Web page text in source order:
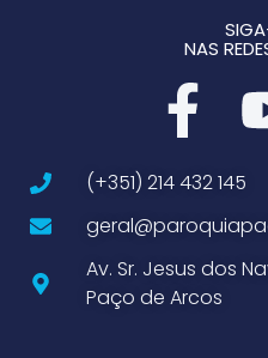
NAS
(+351) 214 432 145
Av. Sr. Jesus dos
Paço de Arcos